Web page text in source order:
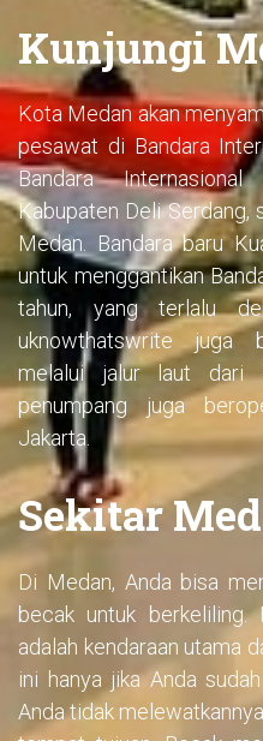
Kunjungi
Kota Medan akan
pesawat di Bandara
Bandara
Kabupaten Deli Serdang,
Medan. Bandara baru
untuk menggantikan
tahun, yang terlalu
uknowthatswrite juga
melalui jalur laut dari
penumpang juga
Jakarta.
Sekitar
Di Medan, Anda bisa
becak untuk berkeliling.
adalah kendaraan utama
ini hanya jika Anda
Anda tidak